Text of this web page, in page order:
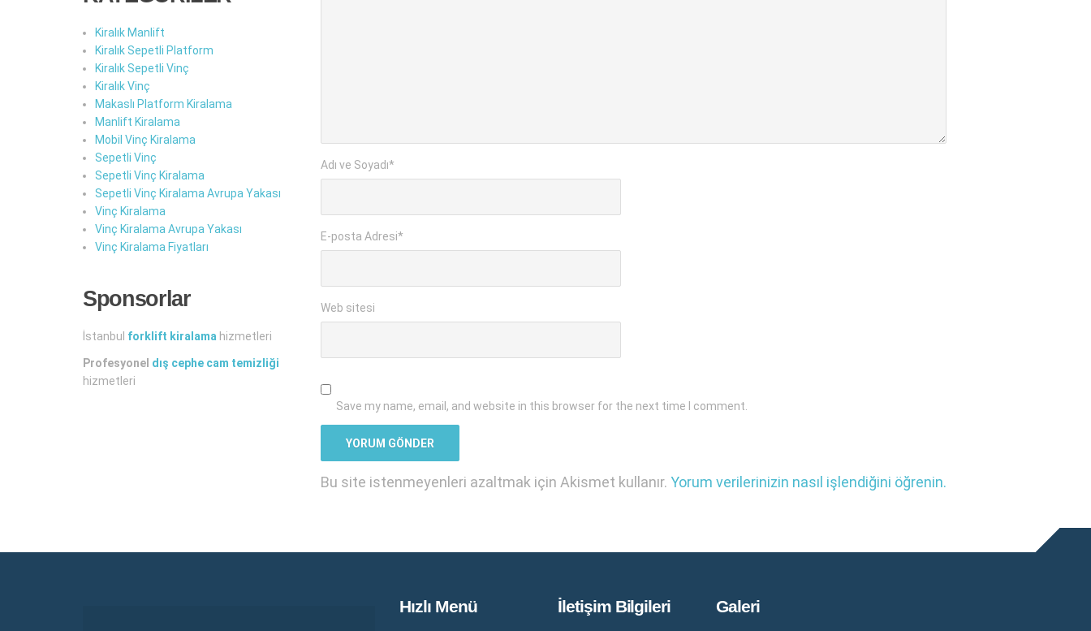
Adı ve Soyadı*
E-posta Adresi*
Web sitesi
Save my name, email, and website in this browser for the next time I comment.
Bu site istenmeyenleri azaltmak için Akismet kullanır. Yorum verilerinizin nasıl işlendiğini öğrenin.
Kiralık Manlift
Kiralık Sepetli Platform
Kiralık Sepetli Vinç
Kiralık Vinç
Makaslı Platform Kiralama
Manlift Kiralama
Mobil Vinç Kiralama
Sepetli Vinç
Sepetli Vinç Kiralama
Sepetli Vinç Kiralama Avrupa Yakası
Vinç Kiralama
Vinç Kiralama Avrupa Yakası
Vinç Kiralama Fiyatları
Sponsorlar
İstanbul forklift kiralama hizmetleri
Profesyonel dış cephe cam temizliği
hizmetleri
Hızlı Menü İletişim Bilgileri Galeri